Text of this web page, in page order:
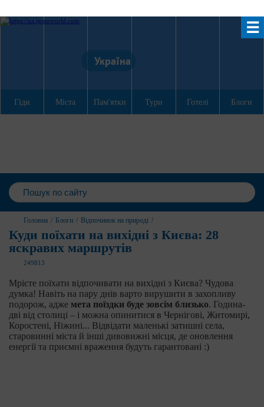
☰
Україна
Гіди Міста Пам'ятки Тури Готелі Блоги
Головна / Блоги / Відпочинок на природі /
Куди поїхати на вихідні з Києва: 28
яскравих маршрутів
249813
Мрієте поїхати відпочивати на вихідні з Києва? Чудова
думка! Навіть на пару днів варто вирушити в захопливу
подорож, адже мета поїздки буде зовсім близько. Година-
дві від столиці – і можна опинитися в Чернігові, Житомирі,
Коростені, Ніжині... Відвідати маленькі затишні села,
старовинні міста й інші дивовижні місця, де оновлення
енергії та приємні враження будуть гарантовані :)